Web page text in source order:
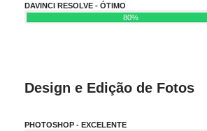
DAVINCI RESOLVE - ÓTIMO
80%
Design e Edição de Fotos
PHOTOSHOP - EXCELENTE